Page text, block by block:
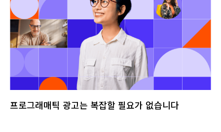
프로그래매틱 광고는 복잡할 필요가 없습니다